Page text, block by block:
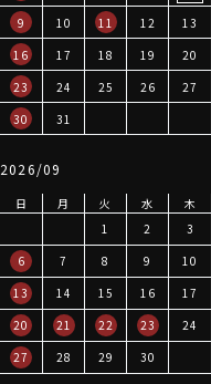
9
10 11 12 13
16
17 18 19 20
23
24 25 26 27
30
31
2026/09
日 月 火 水 木
1
2 3
6
7 8 9 10
13
14 15 16 17
20
21 22 23 24
27
28 29 30